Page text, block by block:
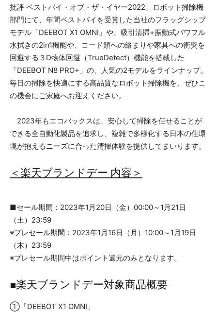
批評 ベストバイ・オブ・ザ・イヤー2022」ロボット掃除機
部門にて、年間ベストバイを受賞した当社のフラッグシップ
モデル「DEEBOT X1 OMNI」や、吸引清掃+振動式パワフル
水拭きの2in1機能や、コード類への絡まりや家具への衝突を
回避する３D物体回避（TrueDetect）機能を搭載した
「DEEBOT N8 PRO+」の、人気の2モデルをラインナップ。
毎日の掃除を快適にする高品質なロボット掃除機を、ぜひこ
の機会にご家庭へお迎えください。
2023年もエコバックスは、安心して掃除を任せることが
できる全自動化製品を追求し、複雑で多様化する日本の住環
境が抱えるニーズに合った清掃体験を提供してまいります。
＜楽天ブランドデー 内容＞
■セール期間：2023年1月20日（金）00:00～1月21日
（土）23:59
※プレセール期間：2023年1月16日（月）10:00～1月19日
（木）23:59
※プレセール期間中はポイント還元のみとなります。
■楽天ブランドデー対象商品概要
①「DEEBOT X1 OMNI」